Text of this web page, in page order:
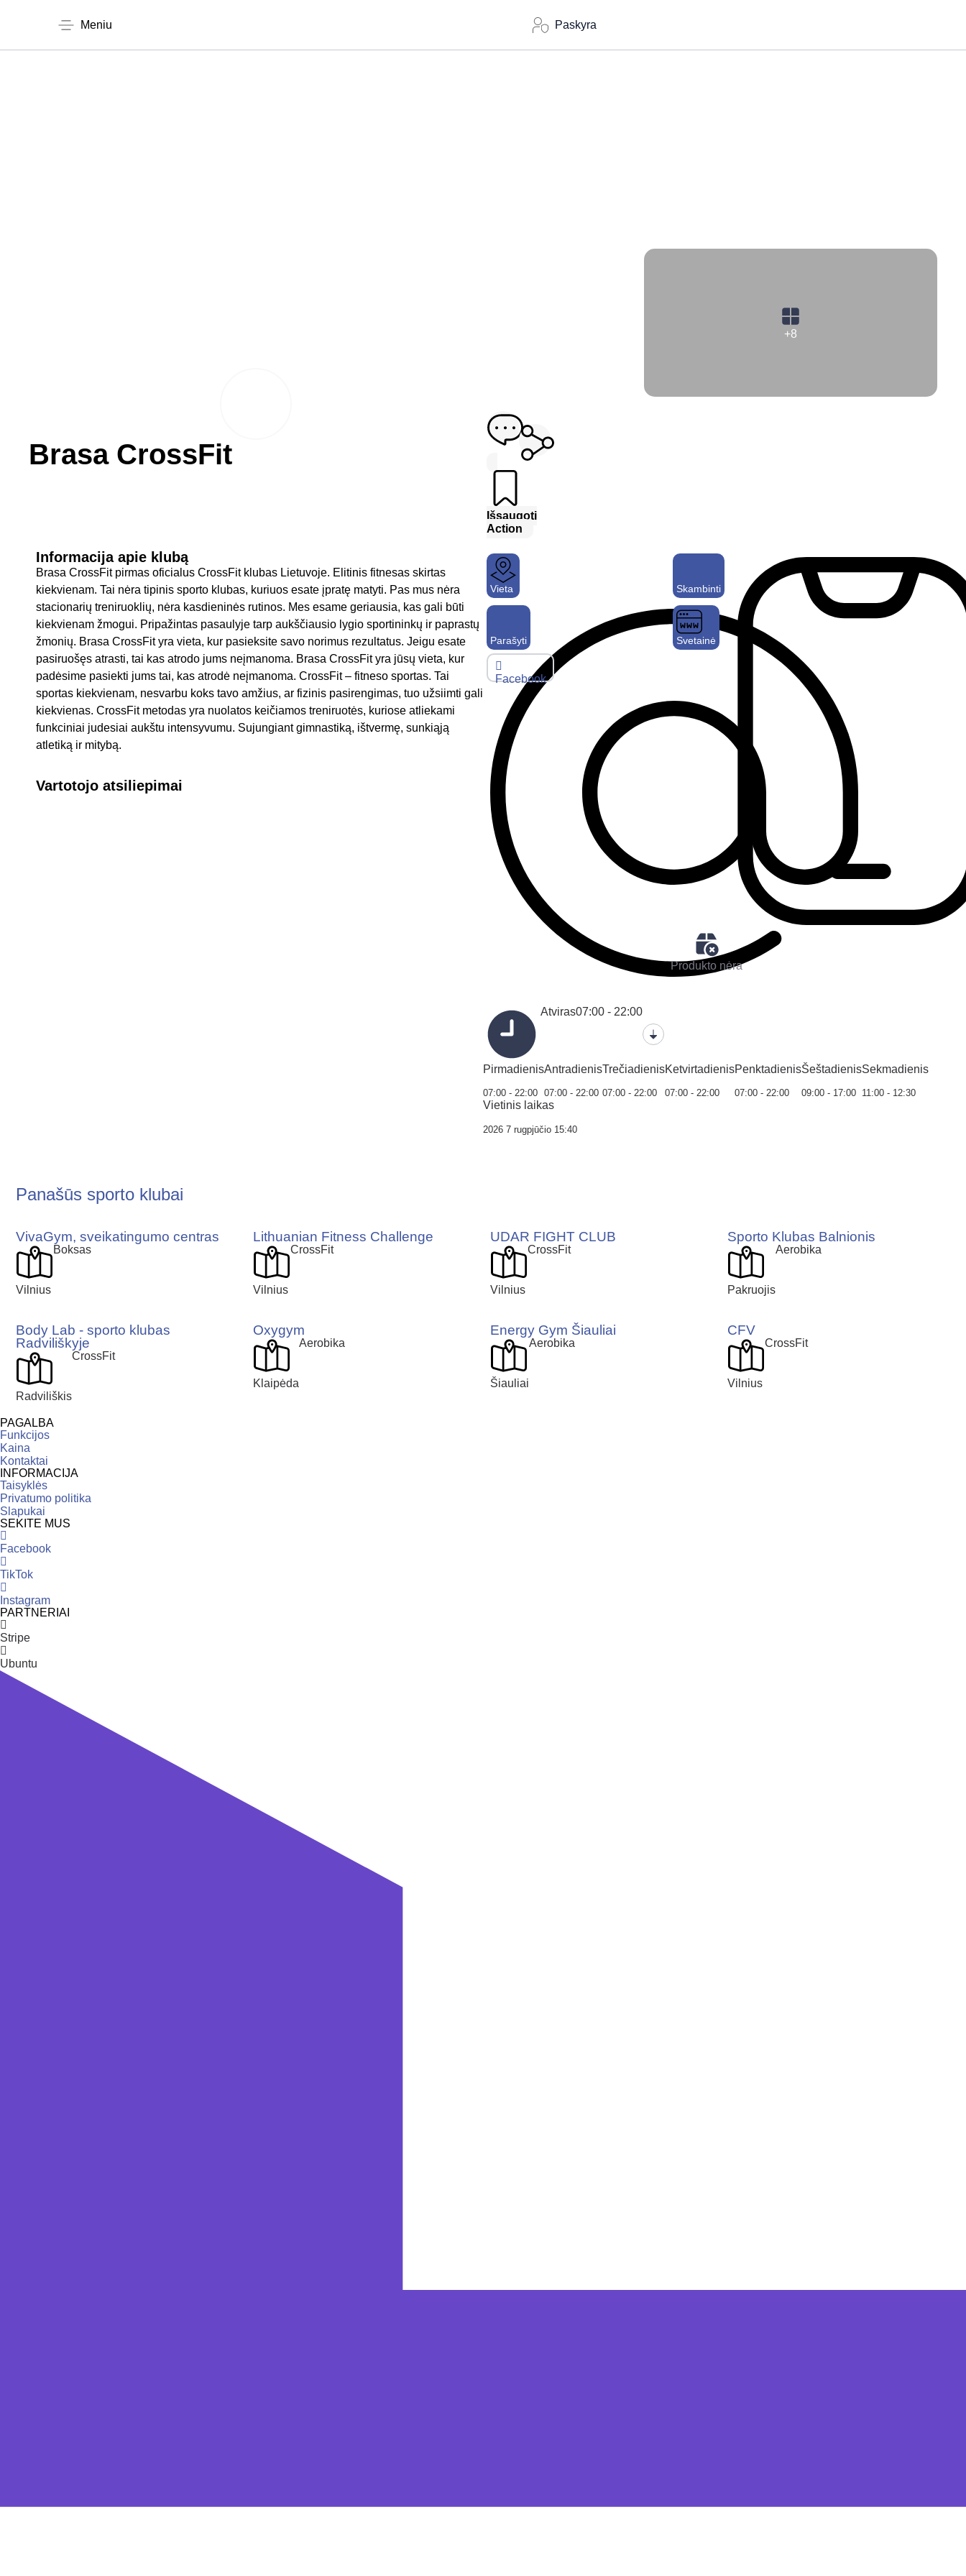
Meniu Paskyra
+8
Brasa CrossFit
Išsaugoti
Action
Informacija apie klubą
Brasa CrossFit pirmas oficialus CrossFit klubas Lietuvoje. Elitinis fitnesas skirtas
kiekvienam. Tai nėra tipinis sporto klubas, kuriuos esate įpratę matyti. Pas mus nėra
stacionarių treniruoklių, nėra kasdieninės rutinos. Mes esame geriausia, kas gali būti
kiekvienam žmogui. Pripažintas pasaulyje tarp aukščiausio lygio sportininkų ir paprastų
žmonių. Brasa CrossFit yra vieta, kur pasieksite savo norimus rezultatus. Jeigu esate
pasiruošęs atrasti, tai kas atrodo jums neįmanoma. Brasa CrossFit yra jūsų vieta, kur
padėsime pasiekti jums tai, kas atrodė neįmanoma. CrossFit – fitneso sportas. Tai
sportas kiekvienam, nesvarbu koks tavo amžius, ar fizinis pasirengimas, tuo užsiimti gali
kiekvienas. CrossFit metodas yra nuolatos keičiamos treniruotės, kuriose atliekami
funkciniai judesiai aukštu intensyvumu. Sujungiant gimnastiką, ištvermę, sunkiąją
atletiką ir mitybą.
Vartotojo atsiliepimai
Vieta Skambinti
Parašyti Svetainė
Facebook
Produkto nėra
Atviras07:00 - 22:00
Pirmadienis
07:00 - 22:00
Antradienis
07:00 - 22:00
Trečiadienis
07:00 - 22:00
Ketvirtadienis
07:00 - 22:00
Penktadienis
07:00 - 22:00
Šeštadienis
09:00 - 17:00
Sekmadienis
11:00 - 12:30
Vietinis laikas
2026 7 rugpjūčio 15:40
Panašūs sporto klubai
VivaGym, sveikatingumo centras
Vilnius
Boksas
Lithuanian Fitness Challenge
Vilnius
CrossFit
UDAR FIGHT CLUB
Vilnius
CrossFit
Sporto Klubas Balnionis
Pakruojis
Aerobika
Body Lab - sporto klubas
Radviliškyje
Radviliškis
CrossFit
Oxygym
Klaipėda
Aerobika
Energy Gym Šiauliai
Šiauliai
Aerobika
CFV
Vilnius
CrossFit
PAGALBA
Funkcijos
Kaina
Kontaktai
INFORMACIJA
Taisyklės
Privatumo politika
Slapukai
SEKITE MUS
Facebook
TikTok
Instagram
PARTNERIAI
Stripe
Ubuntu